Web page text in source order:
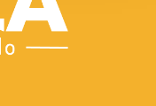
Adapté